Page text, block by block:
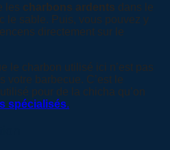
les charbons ardents dans le
le sable. Puis, vous pouvez y
directement sur le
le charbon utilisé ici n’est pas
votre barbecue. C’est le
pour de la chicha qu’on
spécialisés.